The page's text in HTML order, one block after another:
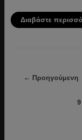
Διαβάστε
← Προηγούμενη
9